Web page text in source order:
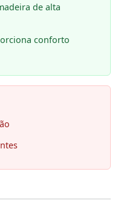
de alta
conforto